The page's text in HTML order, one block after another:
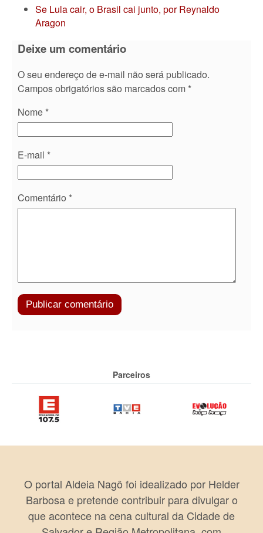
Se Lula cair, o Brasil cai junto, por Reynaldo
Aragon
Deixe um comentário
O seu endereço de e-mail não será publicado.
Campos obrigatórios são marcados com *
Nome *
E-mail *
Comentário *
Parceiros
O portal Aldeia Nagô foi idealizado por Helder
Barbosa e pretende contribuir para divulgar o
que acontece na cena cultural da Cidade de